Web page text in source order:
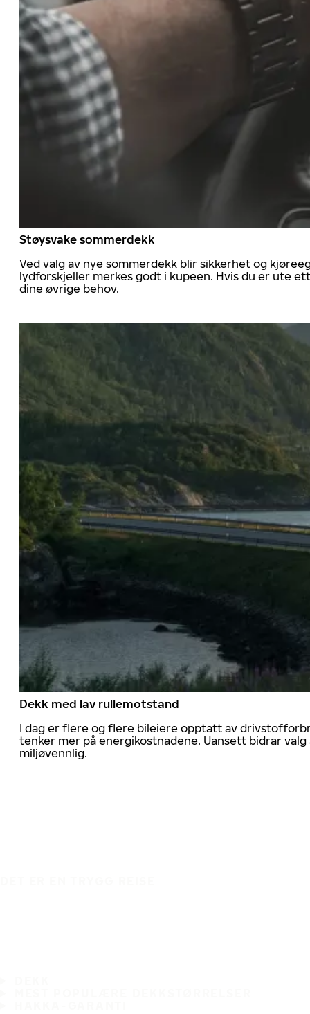
Støysvake sommerdekk
Ved valg av nye sommerdekk blir sikkerhet og
lydforskjeller merkes godt i kupeen. Hvis du er ute
dine øvrige behov.
Dekk med lav rullemotstand
I dag er flere og flere bileiere opptatt av
tenker mer på energikostnadene. Uansett bidrar
miljøvennlig.